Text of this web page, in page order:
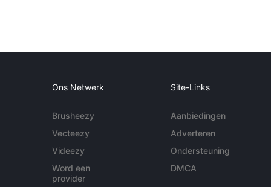
Ons Netwerk
Brusheezy
Vecteezy
Videezy
Word een
provider
Site-Links
Aanbiedingen
Adverteren
Ondersteuning
DMCA